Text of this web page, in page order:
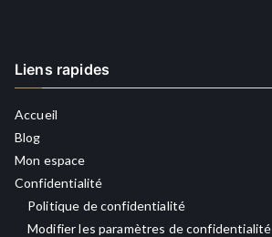
Liens rapides
Accueil
Blog
Mon espace
Confidentialité
Politique de confidentialité
Modifier les paramètres de confidentialité